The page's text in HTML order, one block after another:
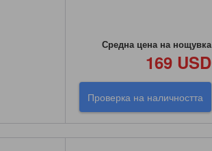
Средна цена на нощувка
169 USD
Проверка на наличността